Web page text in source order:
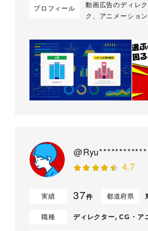
プロフィール
動画広告のディレ
ク、アニメーショ
ニメーション制作
ームの手描きアニ
能です。 多摩美術
ィックデザイン学
勤務を経て1999年
Supér...
@Ryu************
4.7
実績 37件 都道府県
職種 ディレクター, CG・ア